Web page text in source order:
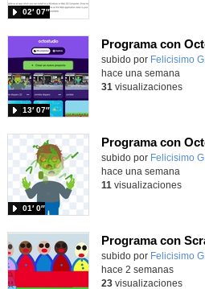
02′ 07″
Contenido educativo.
subido por Felicisimo G.
13′ 07″
hace una semana
31 visualizaciones
Contenido educativo.
subido por Felicisimo G.
01′ 0″
hace una semana
11 visualizaciones
Contenido educativo.
subido por Felicisimo G.
hace 2 semanas
23visualizaciones